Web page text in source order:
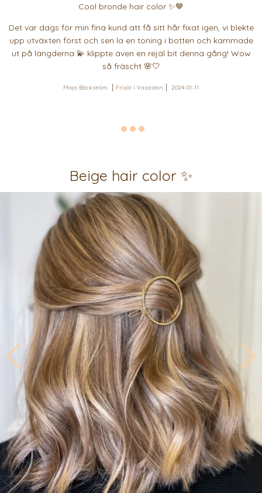
Cool bronde hair color ✨🤎
Det var dags för min fina kund att få sitt hår fixat igen, vi blekte
upp utväxten först och sen la en toning i botten och kammade
ut på längderna 💫 klippte även en rejäl bit denna gång! Wow
så fräscht 🌸🤍
Maja Bäckström Frisör i Vasastan 2024-01-11
Beige hair color ✨